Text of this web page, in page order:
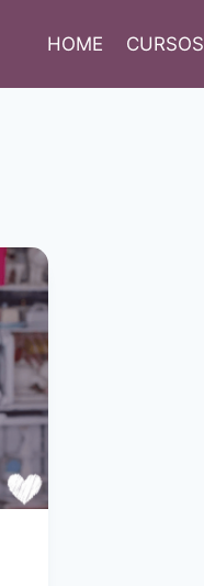
HOME CURSOS